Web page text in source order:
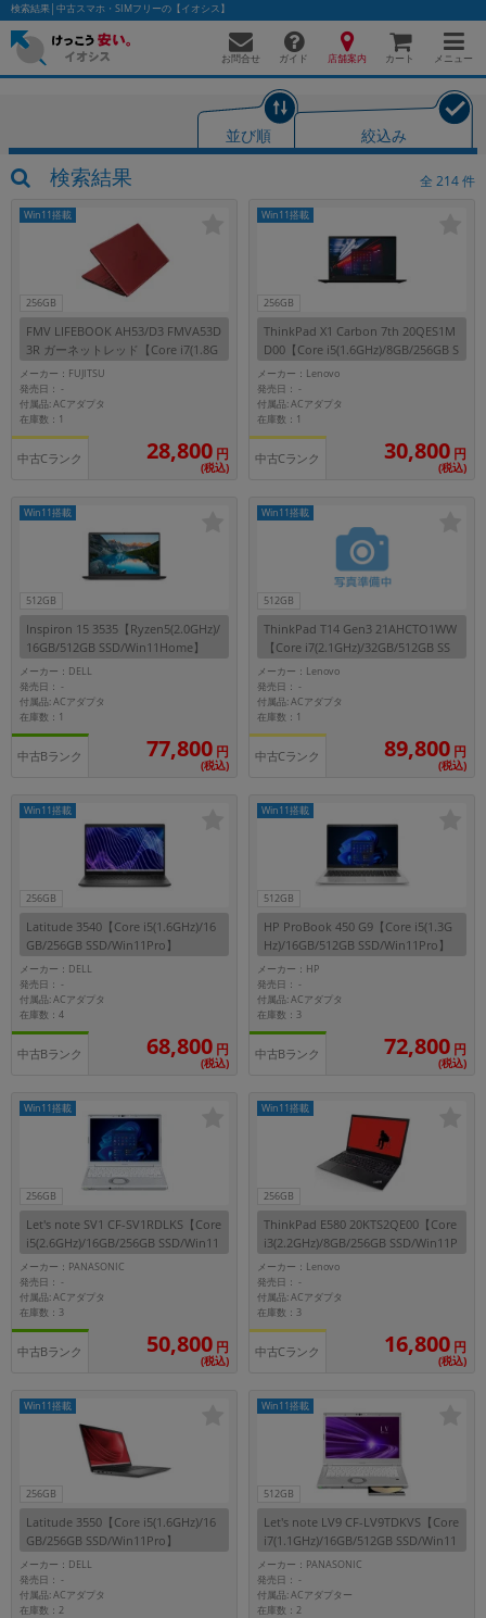
検索結果│中古スマホ・SIMフリーの【イオシス】
お問合せ ガイド 店舗案内 カート メニュー
並び順 絞込み
検索結果 全 214件
256GB
Win11搭載
FMV LIFEBOOK AH53/D3 FMVA53D
3R ガーネットレッド【Core i7(1.8G
Hz)/8GB/256GB SSD/Win11Home】
メーカー：FUJITSU
発売日：-
付属品: ACアダプタ
在庫数：1
中古Cランク 28,800 円
(税込)
256GB
Win11搭載
ThinkPad X1 Carbon 7th 20QES1M
D00【Core i5(1.6GHz)/8GB/256GB S
SD/Win11Pro】
メーカー：Lenovo
発売日：-
付属品: ACアダプタ
在庫数：1
中古Cランク 30,800 円
(税込)
512GB
Win11搭載
Inspiron 15 3535【Ryzen5(2.0GHz)/
16GB/512GB SSD/Win11Home】
メーカー：DELL
発売日：-
付属品: ACアダプタ
在庫数：1
中古Bランク 77,800 円
(税込)
512GB
Win11搭載
ThinkPad T14 Gen3 21AHCTO1WW
【Core i7(2.1GHz)/32GB/512GB SS
D/Win11Pro】
メーカー：Lenovo
発売日：-
付属品: ACアダプタ
在庫数：1
中古Cランク 89,800 円
(税込)
256GB
Win11搭載
Latitude 3540【Core i5(1.6GHz)/16
GB/256GB SSD/Win11Pro】
メーカー：DELL
発売日：-
付属品: ACアダプタ
在庫数：4
中古Bランク 68,800 円
(税込)
512GB
Win11搭載
HP ProBook 450 G9【Core i5(1.3G
Hz)/16GB/512GB SSD/Win11Pro】
メーカー：HP
発売日：-
付属品: ACアダプタ
在庫数：3
中古Bランク 72,800 円
(税込)
256GB
Win11搭載
Let's note SV1 CF-SV1RDLKS【Core
i5(2.6GHz)/16GB/256GB SSD/Win11
Pro】
メーカー：PANASONIC
発売日：-
付属品: ACアダプタ
在庫数：3
中古Bランク 50,800 円
(税込)
256GB
Win11搭載
ThinkPad E580 20KTS2QE00【Core
i3(2.2GHz)/8GB/256GB SSD/Win11P
ro】
メーカー：Lenovo
発売日：-
付属品: ACアダプタ
在庫数：3
中古Cランク 16,800 円
(税込)
256GB
Win11搭載
Latitude 3550【Core i5(1.6GHz)/16
GB/256GB SSD/Win11Pro】
メーカー：DELL
発売日：-
付属品: ACアダプタ
在庫数：2
512GB
Win11搭載
Let's note LV9 CF-LV9TDKVS【Core
i7(1.1GHz)/16GB/512GB SSD/Win11
Pro】
メーカー：PANASONIC
発売日：-
付属品: ACアダプター
在庫数：2
かんたんパソコン検索に切り替える
フリーワード
除外ワード
人気の検索ワード： Let's note EliteBookMacBook
カテゴリー
商品ジャンルの絞り込み
「スマートフォン」「タブレット」など
シリーズ
商品シリーズ名・ブランド名の絞り込み。
製造、販売メーカーの絞り込み
「Apple」「SONY」「SHARP」など
機能・特徴
商品の搭載機能による絞り込み
「5G対応」「防水」「ワンセグ」など
ドライブ
ドライブの絞り込み
ランク
CPUの絞り込み
OS
メモリ
容量
モニタサイズ
価格
円
発売日
月 まで
各項目のチェックボックスは「or検索」となります。
ただし機能別のみ「and検索」となります。